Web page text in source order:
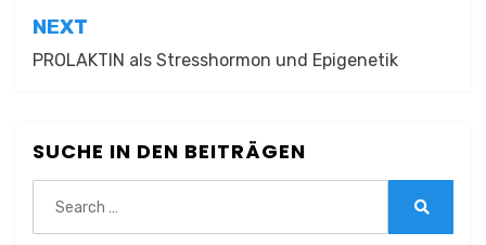
NEXT
PROLAKTIN als Stresshormon und Epigenetik
SUCHE IN DEN BEITRÄGEN
for: